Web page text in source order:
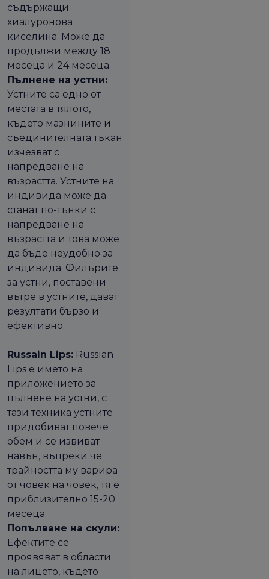
съдържащи
хиалуронова
киселина. Може да
продължи между 18
месеца и 24 месеца.
Пълнене на устни:
Устните са едно от
местата в тялото,
където мазнините и
съединителната тъкан
изчезват с
напредване на
възрастта. Устните на
индивида може да
станат по-тънки с
напредване на
възрастта и това може
да бъде неудобно за
индивида. Филърите
за устни, поставени
вътре в устните, дават
резултати бързо и
ефективно.
Russain Lips: Russian
Lips е името на
приложението за
пълнене на устни, с
тази техника устните
придобиват повече
обем и се извиват
навън, въпреки че
трайността му варира
от човек на човек, тя е
приблизително 15-20
месеца.
Попълване на скули:
Ефектите се
проявяват в области
на лицето, където